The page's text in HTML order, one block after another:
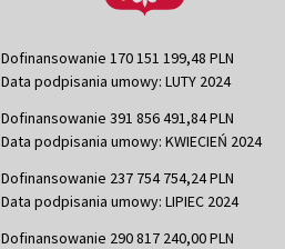
Dofinansowanie 170 151 199,48 PLN
Data podpisania umowy: LUTY 2024
Dofinansowanie 391 856 491,84 PLN
Data podpisania umowy: KWIECIEŃ 2024
Dofinansowanie 237 754 754,24 PLN
Data podpisania umowy: LIPIEC 2024
Dofinansowanie 290 817 240,00 PLN